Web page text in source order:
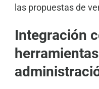
las propuestas de
Integración